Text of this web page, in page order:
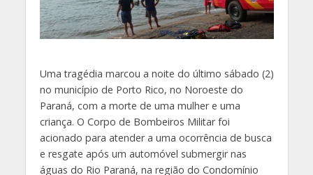
Uma tragédia marcou a noite do último sábado (2)
no município de Porto Rico, no Noroeste do
Paraná, com a morte de uma mulher e uma
criança. O Corpo de Bombeiros Militar foi
acionado para atender a uma ocorrência de busca
e resgate após um automóvel submergir nas
águas do Rio Paraná, na região do Condomínio